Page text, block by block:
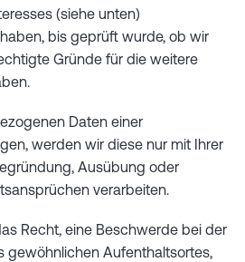
(siehe unten)
bis geprüft wurde, ob wir
Gründe für die weitere
Daten einer
werden wir diese nur mit Ihrer
Ausübung oder
verarbeiten.
Recht, eine Beschwerde bei der
gewöhnlichen Aufenthaltsortes,